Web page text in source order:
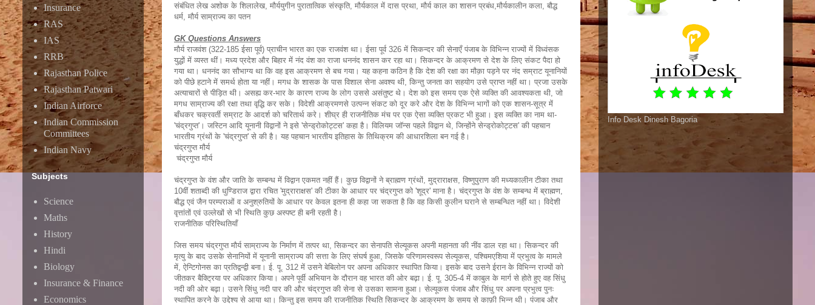
संबंधित लेख अशोक के शिलालेख, मौर्ययुगीन पुरातात्विक संस्कृति, मौर्यकाल में दास प्रथा, मौर्य काल का शासन प्रबंध,मौर्यकालीन कला, बौद्ध
धर्म, मौर्य साम्राज्य का पतन
GK Questions Answers
मौर्य राजवंश (322-185 ईसा पूर्व) प्राचीन भारत का एक राजवंश था। ईसा पूर्व 326 में सिकन्दर की सेनाएँ पंजाब के विभिन्न राज्यों में विध्वंसक
युद्धों में व्यस्त थीं। मध्य प्रदेश और बिहार में नंद वंश का राजा धननंद शासन कर रहा था। सिकन्दर के आक्रमण से देश के लिए संकट पैदा हो
गया था। धननंद का सौभाग्य था कि वह इस आक्रमण से बच गया। यह कहना कठिन है कि देश की रक्षा का मौक़ा पड़ने पर नंद सम्राट यूनानियों
को पीछे हटाने में समर्थ होता या नहीं। मगध के शासक के पास विशाल सेना अवश्य थी, किन्तु जनता का सहयोग उसे प्राप्त नहीं था। प्रजा उसके
अत्याचारों से पीड़ित थी। असह्य कर-भार के कारण राज्य के लोग उससे असंतुष्ट थे। देश को इस समय एक ऐसे व्यक्ति की आवश्यकता थी, जो
मगध साम्राज्य की रक्षा तथा वृद्धि कर सके। विदेशी आक्रमणसे उत्पन्न संकट को दूर करे और देश के विभिन्न भागों को एक शासन-सूत्र में
बाँधकर चक्रवर्ती सम्राट के आदर्श को चरितार्थ करे। शीघ्र ही राजनीतिक मंच पर एक ऐसा व्यक्ति प्रकट भी हुआ। इस व्यक्ति का नाम था-
'चंद्रगुप्त'। जस्टिन आदि यूनानी विद्वानों ने इसे 'सेन्ड्रोकोट्टस' कहा है। विलियम जॉन्स पहले विद्वान थे, जिन्होंने सेन्ड्रोकोट्टस' की पहचान
भारतीय ग्रंथों के 'चंद्रगुप्त' से की है। यह पहचान भारतीय इतिहास के तिथिक्रम की आधारशिला बन गई है।
चंद्रगुप्त मौर्य
चंद्रगुप्त मौर्य
चंद्रगुप्त के वंश और जाति के सम्बन्ध में विद्वान एकमत नहीं हैं। कुछ विद्वानों ने ब्राह्मण ग्रंथों, मुद्राराक्षस, विष्णुपुराण की मध्यकालीन टीका तथा
10वीं शताब्दी की धुण्डिराज द्वारा रचित 'मुद्राराक्षस' की टीका के आधार पर चंद्रगुप्त को 'शूद्र' माना है। चंद्रगुप्त के वंश के सम्बन्ध में ब्राह्मण,
बौद्ध एवं जैन परम्पराओं व अनुश्रुतियों के आधार पर केवल इतना ही कहा जा सकता है कि वह किसी कुलीन घराने से सम्बन्धित नहीं था। विदेशी
वृत्तांतों एवं उल्लेखों से भी स्थिति कुछ अस्पष्ट ही बनी रहती है।
राजनीतिक परिस्थितियाँ
जिस समय चंद्रगुप्त मौर्य साम्राज्य के निर्माण में तत्पर था, सिकन्दर का सेनापति सेल्यूकस अपनी महानता की नींव डाल रहा था। सिकन्दर की
मृत्यु के बाद उसके सेनानियों में यूनानी साम्राज्य की सत्ता के लिए संघर्ष हुआ, जिसके परिणामस्वरूप सेल्यूकस, पश्चिमएशिया में प्रभुत्व के मामले
में, ऐन्टिगोनस का प्रतिद्वन्द्वी बना। ई. पू. 312 में उसने बेबिलोन पर अपना अधिकार स्थापित किया। इसके बाद उसने ईरान के विभिन्न राज्यों को
जीतकर बैक्ट्रिया पर अधिकार किया। अपने पूर्वी अभियान के दौरान वह भारत की ओर बढ़ा। ई. पू. 305-4 में काबुल के मार्ग से होते हुए वह सिंधु
नदी की ओर बढ़ा। उसने सिंधु नदी पार की और चंद्रगुप्त की सेना से उसका सामना हुआ। सेल्यूकस पंजाब और सिंधु पर अपना प्रभुत्व पुनः
स्थापित करने के उद्देश्य से आया था। किन्तु इस समय की राजनीतिक स्थिति सिकन्दर के आक्रमण के समय से काफ़ी भिन्न थी। पंजाब और
Insurance
RAS
IAS
RRB
Rajasthan Police
Rajasthan Patwari
Indian Airforce
Indian Commission
Committees
Indian Navy
Subjects
Science
Maths
History
Hindi
Biology
Insurance & Finance
Economics
Info Desk Dinesh Bagoria